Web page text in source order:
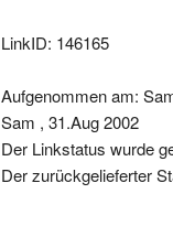
LinkID: 146165
Aufgenommen am:
Sam , 31.Aug 2002
Der Linkstatus wurde
Der zurückgelieferter